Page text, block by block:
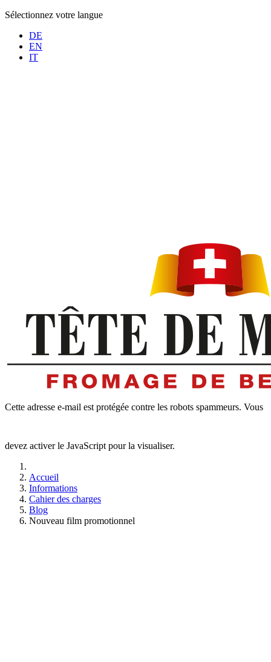
Sélectionnez votre langue
DE
EN
IT
Cette adresse e-mail est protégée contre les robots spammeurs. Vous
devez activer le JavaScript pour la visualiser.
Accueil
Informations
Cahier des charges
Blog
Nouveau film promotionnel